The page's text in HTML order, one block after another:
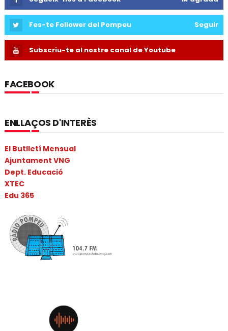
Fes-te Follower del Pompeu Seguir
Subscriu-te al nostre canal de Youtube
FACEBOOK
ENLLAÇOS D'INTERÈS
El Butlletí Mensual
Ajuntament VNG
Dept. Educació
XTEC
Edu 365